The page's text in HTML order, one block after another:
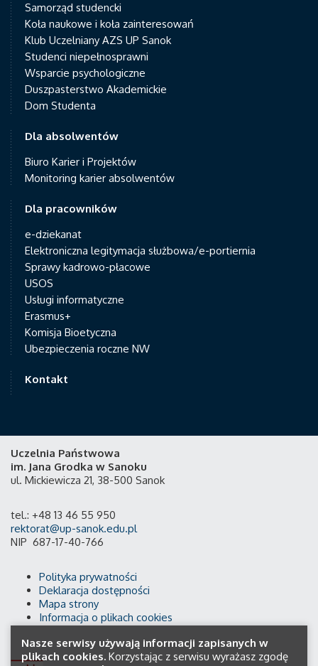
Samorząd studencki
Koła naukowe i koła zainteresowań
Klub Uczelniany AZS UP Sanok
Studenci niepełnosprawni
Wsparcie psychologiczne
Duszpasterstwo Akademickie
Dom Studenta
Dla absolwentów
Biuro Karier i Projektów
Monitoring karier absolwentów
Dla pracowników
e-dziekanat
Elektroniczna legitymacja służbowa/e-portiernia
Sprawy kadrowo-płacowe
USOS
Usługi informatyczne
Erasmus+
Komisja Bioetyczna
Ubezpieczenia roczne NW
Kontakt
Uczelnia Państwowa
im. Jana Grodka w Sanoku
ul. Mickiewicza 21, 38-500 Sanok
tel.: +48 13 46 55 950
rektorat@up-sanok.edu.pl
NIP 687-17-40-766
Polityka prywatności
Deklaracja dostępności
Mapa strony
Informacja o plikach cookies
Nasze serwisy używają informacji zapisanych w
plikach cookies. Korzystając z serwisu wyrażasz zgodę